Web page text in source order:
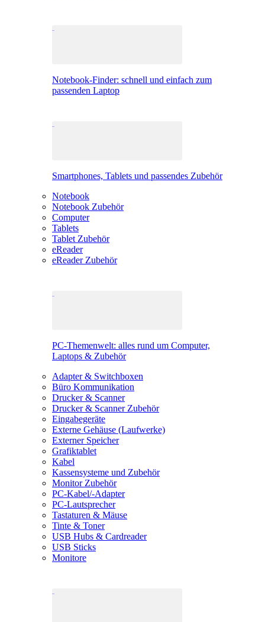
Notebook-Finder: schnell und einfach zum
passenden Laptop
Smartphones, Tablets und passendes Zubehör
Notebook
Notebook Zubehör
Computer
Tablets
Tablet Zubehör
eReader
eReader Zubehör
PC-Themenwelt: alles rund um Computer,
Laptops & Zubehör
Adapter & Switchboxen
Büro Kommunikation
Drucker & Scanner
Drucker & Scanner Zubehör
Eingabegeräte
Externe Gehäuse (Laufwerke)
Externer Speicher
Grafiktablet
Kabel
Kassensysteme und Zubehör
Monitor Zubehör
PC-Kabel/-Adapter
PC-Lautsprecher
Tastaturen & Mäuse
Tinte & Toner
USB Hubs & Cardreader
USB Sticks
Monitore